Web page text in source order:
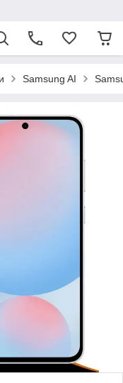
Samsung AI